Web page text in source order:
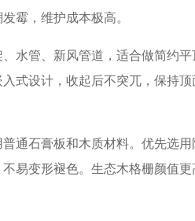
霉，维护成本极高。
水管、新风管道，适合做简约
式设计，收起后不突兀，保持
通石膏板和木质材料。优先选
易变形褪色。生态木格栅颜值